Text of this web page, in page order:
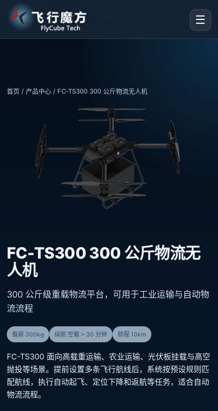
☰
首页 / 产品中心 / FC-TS300 300 公斤物流无人机
FC-TS300 300 公斤物流无
人机
300 公斤级重载物流平台，可用于工业运输与自动物
流流程
载荷 300kg 续航 空载 > 30 分钟 航程 10km
FC-TS300 面向高载重运输、农业运输、光伏板挂载与高空
抛投等场景。提前设置多条飞行航线后，系统按预设规则匹
配航线，执行自动起飞、定位下降和返航等任务，适合自动
物流流程。